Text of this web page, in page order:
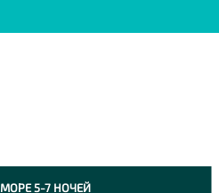
МОРЕ 5-7 НОЧЕЙ